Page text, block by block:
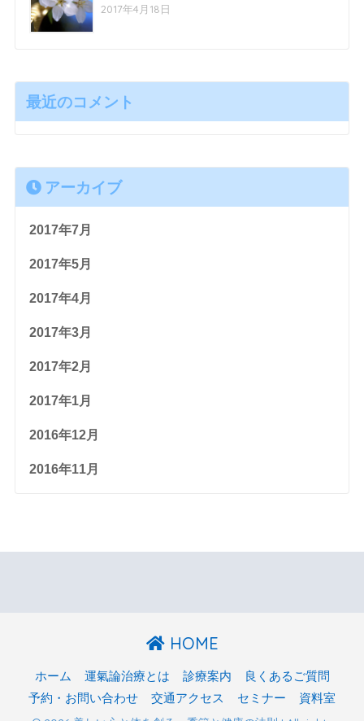
2017年4月18日
最近のコメント
アーカイブ
2017年7月
2017年5月
2017年4月
2017年3月
2017年2月
2017年1月
2016年12月
2016年11月
HOME
ホーム 運氣論治療とは 診療案内
良くあるご質問
予約・お問い合わせ
交通アクセス セミナー 資料室